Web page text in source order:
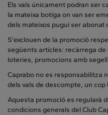
Els vals únicament podran ser
la mateixa botiga on van ser
dels mateixos pugui ser abonat
S'exclouen de la promoció
següents articles: recàrrega
loteries, promocions amb
Caprabo no es responsabilitza
dels vals de descompte, un cop
Aquesta promoció es regularà
condicions generals del Club